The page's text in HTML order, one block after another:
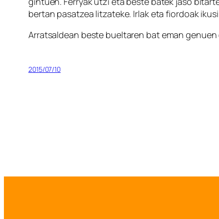
bertan pasatzea litzateke. Irlak eta fiordoak
Arratsaldean beste bueltaren bat eman
2015/07/10